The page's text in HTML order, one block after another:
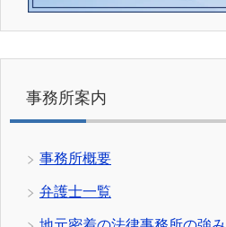
事務所案内
事務所概要
弁護士一覧